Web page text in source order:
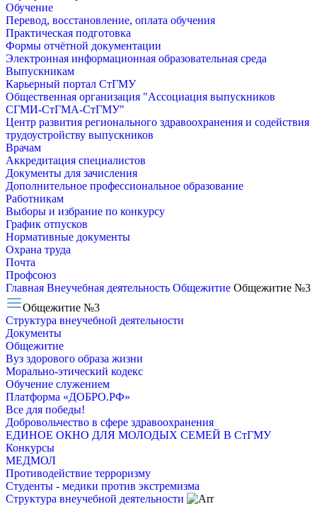
Обучение
Перевод, восстановление, оплата обучения
Практическая подготовка
Формы отчётной документации
Электронная информационная образовательная среда
Выпускникам
Карьерный портал СтГМУ
Общественная организация "Ассоциация выпускников
СГМИ-СтГМА-СтГМУ"
Центр развития регионального здравоохранения и содействия
трудоустройству выпускников
Врачам
Аккредитация специалистов
Документы для зачисления
Дополнительное профессиональное образование
Работникам
Выборы и избрание по конкурсу
График отпусков
Нормативные документы
Охрана труда
Почта
Профсоюз
Главная Внеучебная деятельность Общежитие Общежитие №3
Общежитие №3
Структура внеучебной деятельности
Документы
Общежитие
Вуз здорового образа жизни
Морально-этический кодекс
Обучение служением
Платформа «ДОБРО.РФ»
Все для победы!
Добровольчество в сфере здравоохранения
ЕДИНОЕ ОКНО ДЛЯ МОЛОДЫХ СЕМЕЙ В СтГМУ
Конкурсы
МЕДМОЛ
Противодействие терроризму
Студенты - медики против экстремизма
Структура внеучебной деятельности